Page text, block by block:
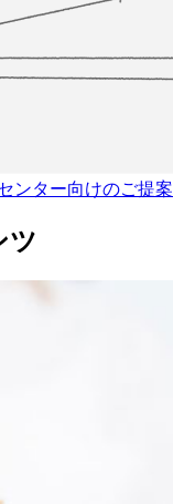
ンター向けのご提案
ツ